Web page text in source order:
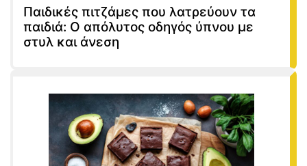
Παιδικές πιτζάμες που λατρεύουν τα
παιδιά: Ο απόλυτος οδηγός ύπνου με
στυλ και άνεση